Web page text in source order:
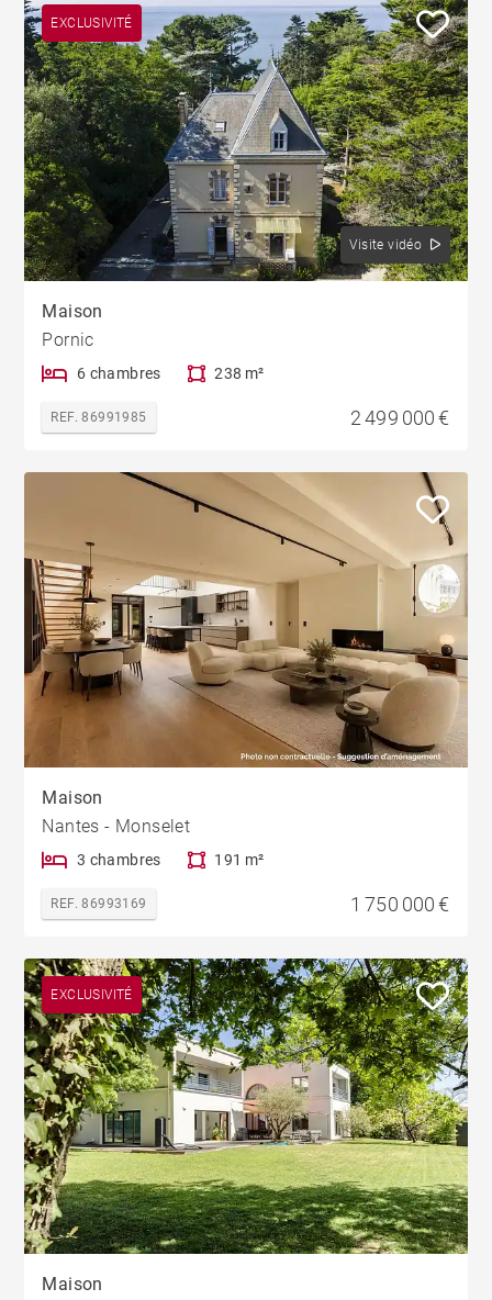
EXCLUSIVITÉ
Visite vidéo
Maison
Pornic
6 chambres 238 m²
REF. 86991985 2 499 000 €
Maison
Nantes - Monselet
3 chambres 191 m²
REF. 86993169 1 750 000 €
EXCLUSIVITÉ
Maison